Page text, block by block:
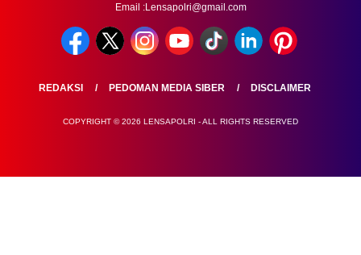
Email :Lensapolri@gmail.com
REDAKSI PEDOMAN MEDIA SIBER DISCLAIMER
COPYRIGHT © 2026 LENSAPOLRI - ALL RIGHTS RESERVED